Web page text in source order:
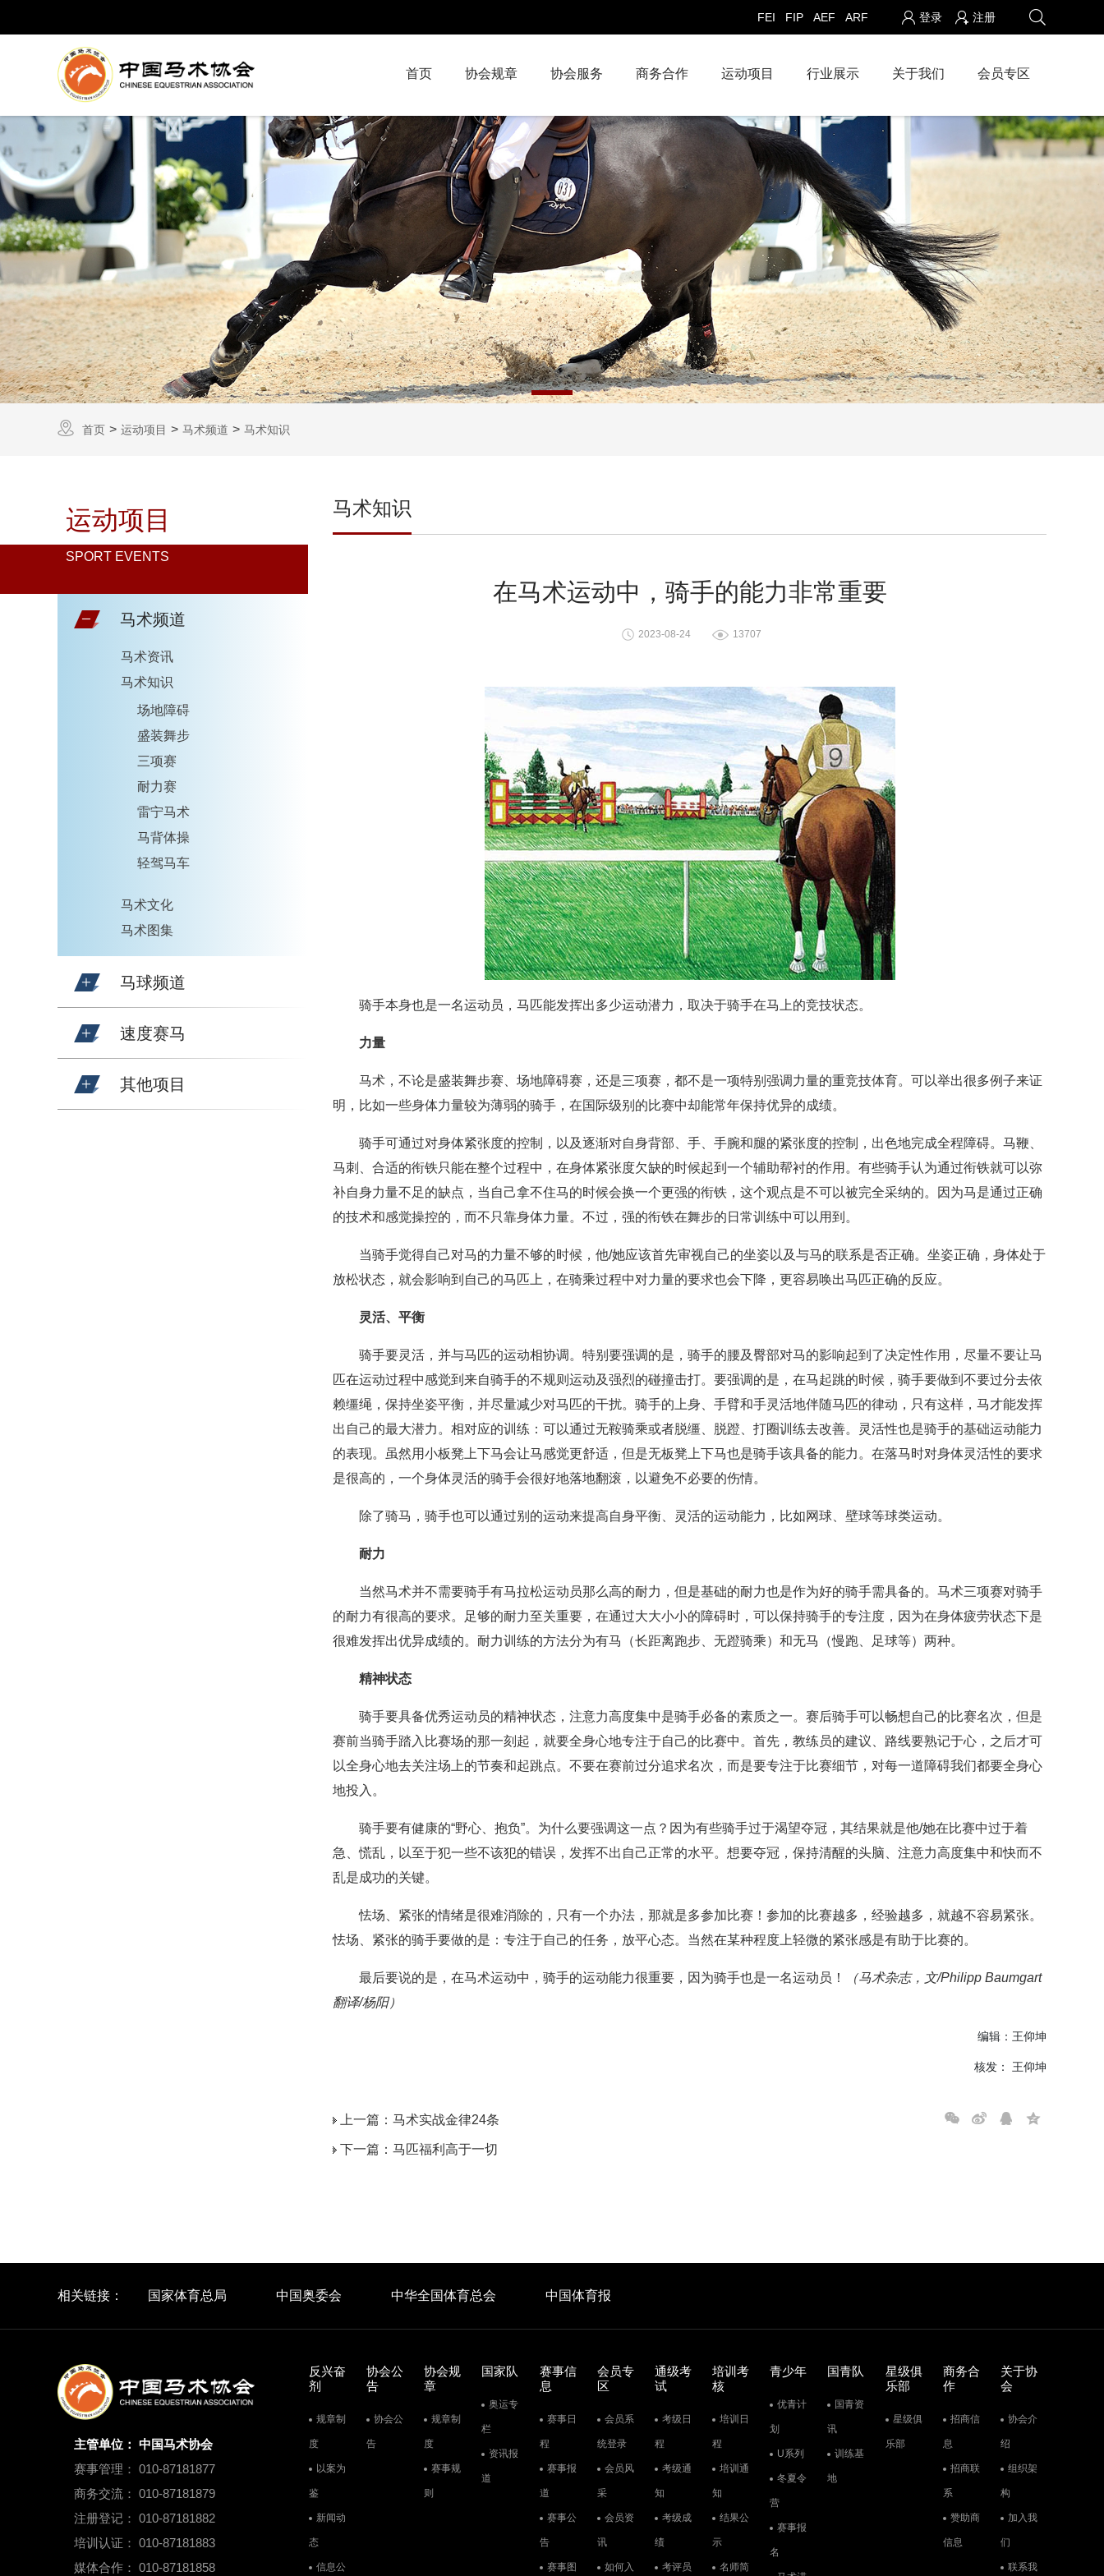
登录 注册
FEI FIP AEF ARF
首页 协会规章 协会服务 商务合作 运动项目 行业展示 关于我们 会员专区
首页 运动项目 马术频道 马术知识
运动项目
SPORT EVENTS
马术频道
马术资讯
马术知识
场地障碍
盛装舞步
三项赛
耐力赛
雷宁马术
马背体操
轻驾马车
马术文化
马术图集
马球频道
速度赛马
其他项目
马术知识
在马术运动中，骑手的能力非常重要
2023-08-24 13707
骑手本身也是一名运动员，马匹能发挥出多少运动潜力，取决于骑手在马上的竞技状态。
力量
马术，不论是盛装舞步赛、场地障碍赛，还是三项赛，都不是一项特别强调力量的重竞技体育。可以举出很多例子来证
明，比如一些身体力量较为薄弱的骑手，在国际级别的比赛中却能常年保持优异的成绩。
骑手可通过对身体紧张度的控制，以及逐渐对自身背部、手、手腕和腿的紧张度的控制，出色地完成全程障碍。马鞭、
马刺、合适的衔铁只能在整个过程中，在身体紧张度欠缺的时候起到一个辅助帮衬的作用。有些骑手认为通过衔铁就可以弥
补自身力量不足的缺点，当自己拿不住马的时候会换一个更强的衔铁，这个观点是不可以被完全采纳的。因为马是通过正确
的技术和感觉操控的，而不只靠身体力量。不过，强的衔铁在舞步的日常训练中可以用到。
当骑手觉得自己对马的力量不够的时候，他/她应该首先审视自己的坐姿以及与马的联系是否正确。坐姿正确，身体处于
放松状态，就会影响到自己的马匹上，在骑乘过程中对力量的要求也会下降，更容易唤出马匹正确的反应。
灵活、平衡
骑手要灵活，并与马匹的运动相协调。特别要强调的是，骑手的腰及臀部对马的影响起到了决定性作用，尽量不要让马
匹在运动过程中感觉到来自骑手的不规则运动及强烈的碰撞击打。要强调的是，在马起跳的时候，骑手要做到不要过分去依
赖缰绳，保持坐姿平衡，并尽量减少对马匹的干扰。骑手的上身、手臂和手灵活地伴随马匹的律动，只有这样，马才能发挥
出自己的最大潜力。相对应的训练：可以通过无鞍骑乘或者脱缰、脱蹬、打圈训练去改善。灵活性也是骑手的基础运动能力
的表现。虽然用小板凳上下马会让马感觉更舒适，但是无板凳上下马也是骑手该具备的能力。在落马时对身体灵活性的要求
是很高的，一个身体灵活的骑手会很好地落地翻滚，以避免不必要的伤情。
除了骑马，骑手也可以通过别的运动来提高自身平衡、灵活的运动能力，比如网球、壁球等球类运动。
耐力
当然马术并不需要骑手有马拉松运动员那么高的耐力，但是基础的耐力也是作为好的骑手需具备的。马术三项赛对骑手
的耐力有很高的要求。足够的耐力至关重要，在通过大大小小的障碍时，可以保持骑手的专注度，因为在身体疲劳状态下是
很难发挥出优异成绩的。耐力训练的方法分为有马（长距离跑步、无蹬骑乘）和无马（慢跑、足球等）两种。
精神状态
骑手要具备优秀运动员的精神状态，注意力高度集中是骑手必备的素质之一。赛后骑手可以畅想自己的比赛名次，但是
赛前当骑手踏入比赛场的那一刻起，就要全身心地专注于自己的比赛中。首先，教练员的建议、路线要熟记于心，之后才可
以全身心地去关注场上的节奏和起跳点。不要在赛前过分追求名次，而是要专注于比赛细节，对每一道障碍我们都要全身心
地投入。
骑手要有健康的“野心、抱负”。为什么要强调这一点？因为有些骑手过于渴望夺冠，其结果就是他/她在比赛中过于着
急、慌乱，以至于犯一些不该犯的错误，发挥不出自己正常的水平。想要夺冠，保持清醒的头脑、注意力高度集中和快而不
乱是成功的关键。
怯场、紧张的情绪是很难消除的，只有一个办法，那就是多参加比赛！参加的比赛越多，经验越多，就越不容易紧张。
怯场、紧张的骑手要做的是：专注于自己的任务，放平心态。当然在某种程度上轻微的紧张感是有助于比赛的。
最后要说的是，在马术运动中，骑手的运动能力很重要，因为骑手也是一名运动员！
（马术杂志，文/Philipp Baumgart
翻译/杨阳）
编辑：王仰坤
核发： 王仰坤
上一篇： 马术实战金律24条
下一篇： 马匹福利高于一切
相关链接： 国家体育总局 中国奥委会 中华全国体育总会 中国体育报
主管单位： 中国马术协会
赛事管理： 010-87181877
商务交流： 010-87181879
注册登记： 010-87181882
培训认证： 010-87181883
媒体合作： 010-87181858
反兴奋
剂
规章制
度
以案为
鉴
新闻动
态
信息公
协会公
告
协会公
告
协会规
章
规章制
度
赛事规
则
国家队
奥运专
栏
资讯报
道
赛事信
息
赛事日
程
赛事报
道
赛事公
告
赛事图
会员专
区
会员系
统登录
会员风
采
会员资
讯
如何入
通级考
试
考级日
程
考级通
知
考级成
绩
考评员
培训考
核
培训日
程
培训通
知
结果公
示
名师简
青少年
优青计
划
U系列
冬夏令
营
赛事报
名
国青队
国青资
讯
训练基
地
星级俱
乐部
星级俱
乐部
商务合
作
招商信
息
招商联
系
赞助商
信息
关于协
会
协会介
绍
组织架
构
加入我
们
联系我